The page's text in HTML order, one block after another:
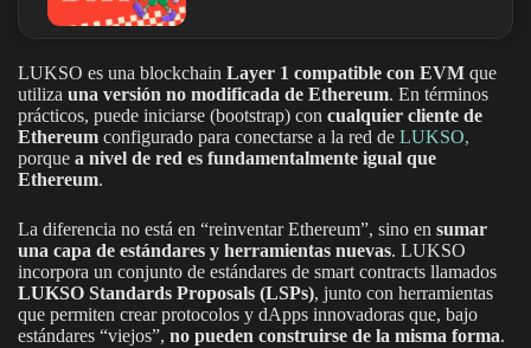
LUKSO es una blockchain Layer 1 compatible con EVM que
utiliza una versión no modificada de Ethereum. En términos
prácticos, puede iniciarse (bootstrap) con cualquier cliente de
Ethereum configurado para conectarse a la red de LUKSO,
porque a nivel de red es fundamentalmente igual que
Ethereum.
La diferencia no está en “reinventar Ethereum”, sino en sumar
una capa de estándares y herramientas nuevas. LUKSO
incorpora un conjunto de estándares de smart contracts llamados
LUKSO Standards Proposals (LSPs), junto con herramientas
que permiten crear protocolos y dApps innovadoras que, bajo
estándares “viejos”, no pueden construirse de la misma forma.